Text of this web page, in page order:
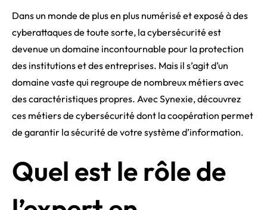
Dans un monde de plus en plus numérisé et exposé à des
cyberattaques de toute sorte, la cybersécurité est
devenue un domaine incontournable pour la protection
des institutions et des entreprises. Mais il s’agit d’un
domaine vaste qui regroupe de nombreux métiers avec
des caractéristiques propres. Avec Synexie, découvrez
ces métiers de cybersécurité dont la coopération permet
de garantir la sécurité de votre système d’information.
Quel est le rôle de